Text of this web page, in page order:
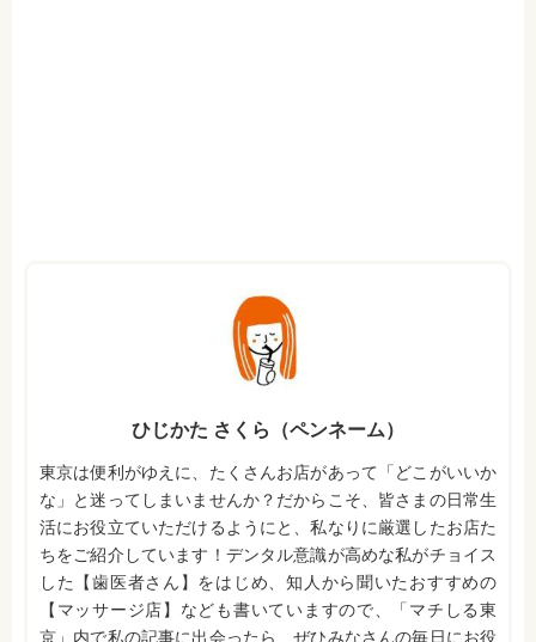
ひじかた さくら（ペンネーム）
東京は便利がゆえに、たくさんお店があって「どこがいいか
な」と迷ってしまいませんか？だからこそ、皆さまの日常生
活にお役立ていただけるようにと、私なりに厳選したお店た
ちをご紹介しています！デンタル意識が高めな私がチョイス
した【歯医者さん】をはじめ、知人から聞いたおすすめの
【マッサージ店】なども書いていますので、「マチしる東
京」内で私の記事に出会ったら、ぜひみなさんの毎日にお役